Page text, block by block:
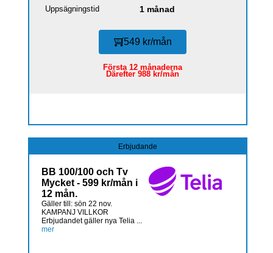
Uppsägningstid 1 månad
549 kr/mån
Första 12 månaderna
Därefter 988 kr/mån
Erbjudande
BB 100/100 och Tv
Mycket - 599 kr/mån i
12 mån.
Gäller till: sön 22 nov.
KAMPANJ VILLKOR
Erbjudandet gäller nya Telia ...
mer